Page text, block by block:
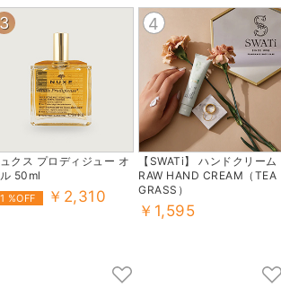
3
クス プロディジュー オ
50ml
%OFF ￥2,310
4
【SWATi】 ハンドクリーム
RAW HAND CREAM（TEA
GRASS）
￥1,595